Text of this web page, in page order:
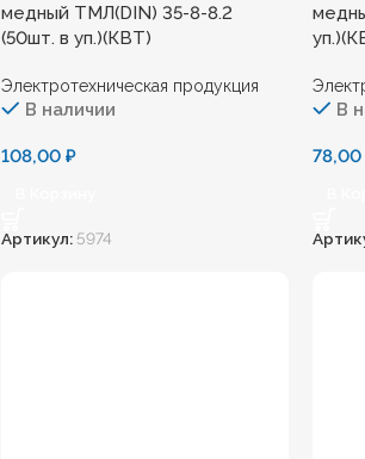
медный ТМЛ(DIN) 35-8-8.2
(50шт. в уп.)(КВТ)
Электротехническая продукция
В наличии
108,00 ₽
Артикул: 5974
В